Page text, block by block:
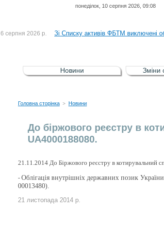
понеділок, 10 серпня 2026, 09:08
До Списку активів регульованого
6 серпня 2026 р. Зі Списку активів ФБТМ виключені
5 серпня 2026 р. Зі списку активів РФР виключені
4 серпня 2026 р. До Списку активів регульованого
Новини Зміни
Головна сторінка > Новини
До біржового реєстру в
UA4000188080.
21.11.2014 До Біржового реєстру в котирувальний
- Облігація внутрішніх державних позик
00013480).
21 листопада 2014 р.